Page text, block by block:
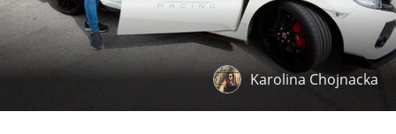
Karolina Chojnacka